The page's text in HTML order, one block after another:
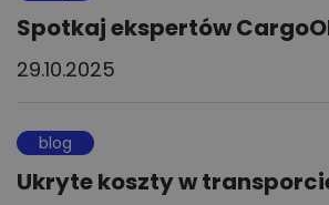
Spotkaj ekspertów
29.10.2025
blog
Ukryte koszty w